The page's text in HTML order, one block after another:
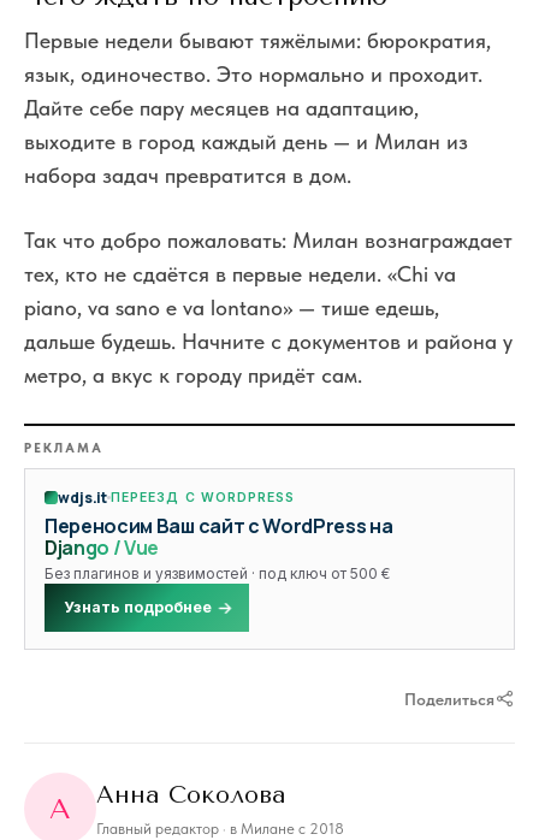
Первые недели бывают тяжёлыми: бюрократия,
язык, одиночество. Это нормально и проходит.
Дайте себе пару месяцев на адаптацию,
выходите в город каждый день — и Милан из
набора задач превратится в дом.
Так что добро пожаловать: Милан вознаграждает
тех, кто не сдаётся в первые недели. «Chi va
piano, va sano e va lontano» — тише едешь,
дальше будешь. Начните с документов и района у
метро, а вкус к городу придёт сам.
РЕКЛАМА
wdjs.it ПЕРЕЕЗД С WORDPRESS
Переносим Ваш сайт с WordPress на
Django / Vue
Без плагинов и уязвимостей · под ключ от 500 €
Узнать подробнее
Поделиться
А Анна Соколова
Главный редактор · в Милане с 2018